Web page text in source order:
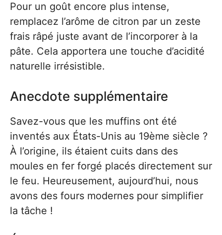
Pour un goût encore plus intense,
remplacez l’arôme de citron par un zeste
frais râpé juste avant de l’incorporer à la
pâte. Cela apportera une touche d’acidité
naturelle irrésistible.
Anecdote supplémentaire
Savez-vous que les muffins ont été
inventés aux États-Unis au 19ème siècle ?
À l’origine, ils étaient cuits dans des
moules en fer forgé placés directement sur
le feu. Heureusement, aujourd’hui, nous
avons des fours modernes pour simplifier
la tâche !